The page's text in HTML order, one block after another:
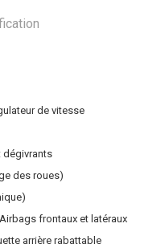
de vitesse
dégivrants
des roues)
Airbags frontaux et latéraux
arrière rabattable